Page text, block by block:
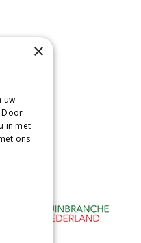
×
uw
Door
in met
ons